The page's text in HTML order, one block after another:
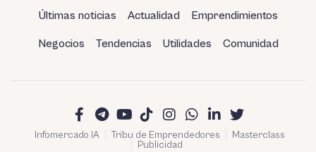
Últimas noticias Actualidad Emprendimientos
Negocios Tendencias Utilidades Comunidad
Infomercado IA Tribu de Emprendedores
Masterclass
Publicidad